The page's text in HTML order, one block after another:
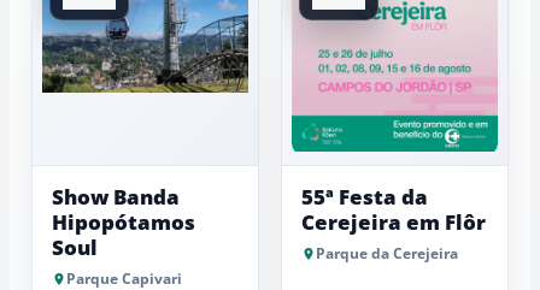
Show Banda
Hipopótamos
Soul
Parque Capivari
55ª Festa da
Cerejeira em Flôr
Parque da Cerejeira